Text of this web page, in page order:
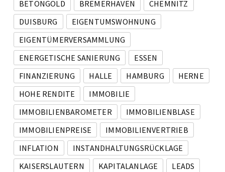
BETONGOLD
BREMERHAVEN
CHEMNITZ
DUISBURG
EIGENTUMSWOHNUNG
EIGENTÜMERVERSAMMLUNG
ENERGETISCHE SANIERUNG
ESSEN
FINANZIERUNG
HALLE HAMBURG
HERNE
HOHE RENDITE
IMMOBILIE
IMMOBILIENBAROMETER
IMMOBILIENBLASE
IMMOBILIENPREISE
IMMOBILIENVERTRIEB
INFLATION
INSTANDHALTUNGSRÜCKLAGE
KAISERSLAUTERN
KAPITALANLAGE
LEADS